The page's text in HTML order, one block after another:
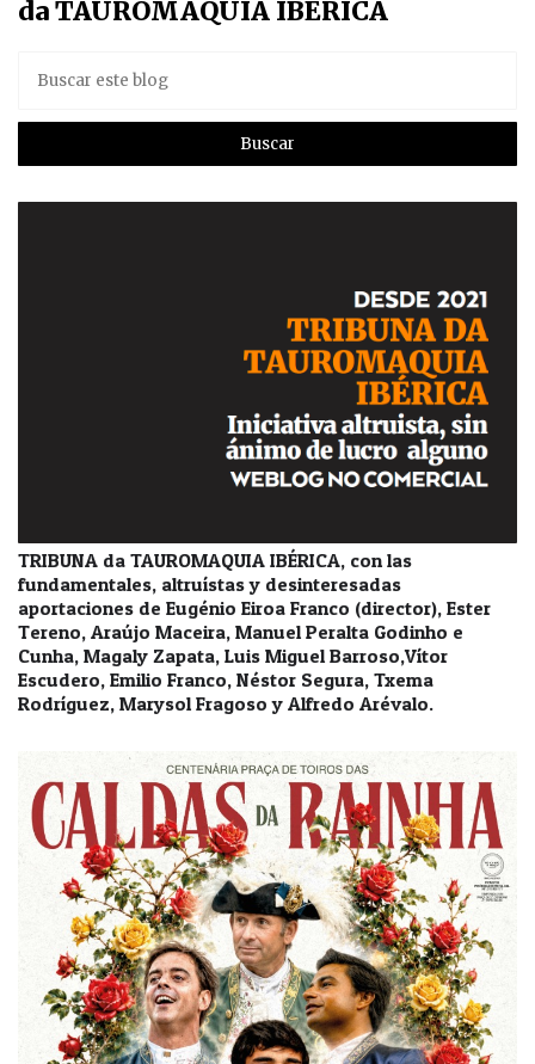
da TAUROMAQUIA IBÉRICA
TRIBUNA da TAUROMAQUIA IBÉRICA, con las
fundamentales, altruístas y desinteresadas
aportaciones de Eugénio Eiroa Franco (director), Ester
Tereno, Araújo Maceira, Manuel Peralta Godinho e
Cunha, Magaly Zapata, Luis Miguel Barroso,Vítor
Escudero, Emilio Franco, Néstor Segura, Txema
Rodríguez, Marysol Fragoso y Alfredo Arévalo.